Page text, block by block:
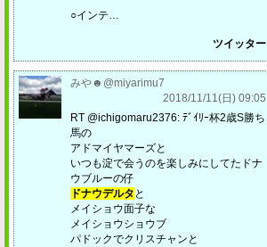
○インテ…
ツイッター
みや☻@miyarimu7
2018/11/11(日) 09:05
RT @ichigomaru2376: ﾃﾞｲﾘｰ杯2歳S勝ち
馬の
アドマイヤマーズと
いつも淀で会うのを楽しみにしてたドナ
ウブルーの仔
ドナウデルタ と
メイショウ面子な
メイショウショウブ
パドックでクリスチャンと